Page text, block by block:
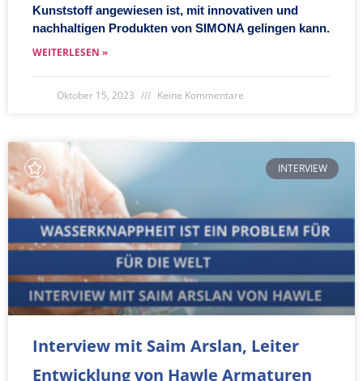
Kunststoff angewiesen ist, mit innovativen und
nachhaltigen Produkten von SIMONA gelingen kann.
WEITERLESEN »
Oktober 15, 2023 Keine Kommentare
INTERVIEW
Interview mit Saim Arslan, Leiter
Entwicklung von Hawle Armaturen